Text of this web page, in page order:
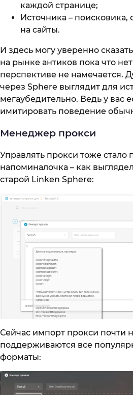
каждой странице;
Источника – поисковика,
на сайты.
И здесь могу уверенно
на рынке антиков пока что
перспективе не намечается.
через Sphere выглядит для
мегаубедительно. Ведь у вас
имитировать поведение
Менеджер прокси
Управлять прокси тоже стало
напоминалочка – как
старой Linken Sphere:
Сейчас импорт прокси почти
поддерживаются все
форматы: